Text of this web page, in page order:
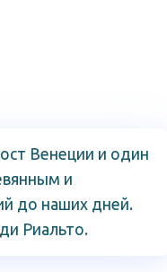
Венеции и один
и
до наших дней.
Риальто.